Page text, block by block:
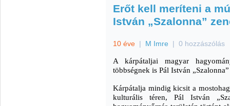
Erőt kell meríteni a
István „Szalonna”
10 éve | M Imre | 0 hozzászólás
A kárpátaljai magyar
többségnek is Pál István
Kárpátalja mindig kicsit a
kulturális téren, Pál István